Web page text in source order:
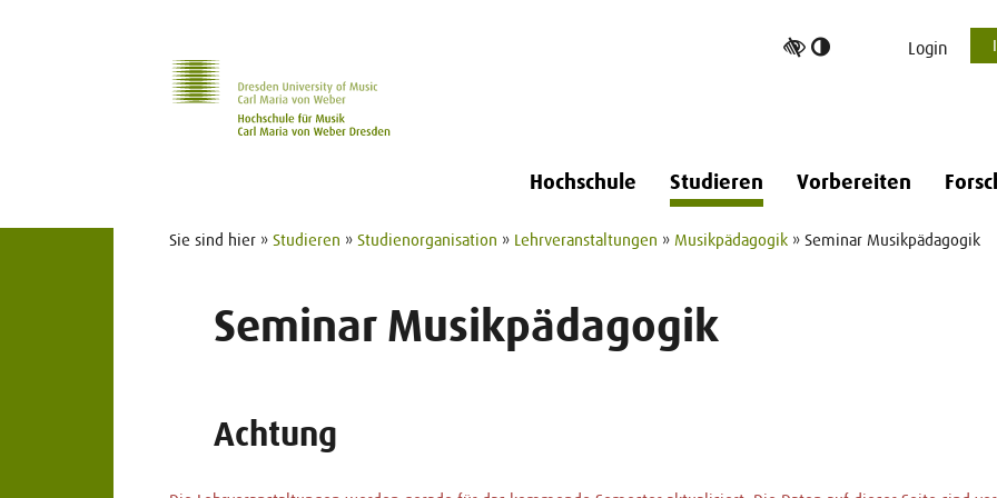
Login
Hochschule Studieren Vorbereiten
Sie sind hier » Studieren » Studienorganisation » Lehrveranstaltungen » Musikpädagogik » Seminar Musikpädagogik
Seminar Musikpädagogik
Achtung